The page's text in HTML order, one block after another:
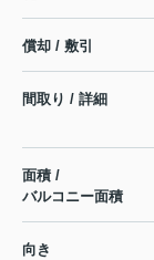
償却 / 敷引
間取り / 詳細
面積 /
バルコニー面積
向き